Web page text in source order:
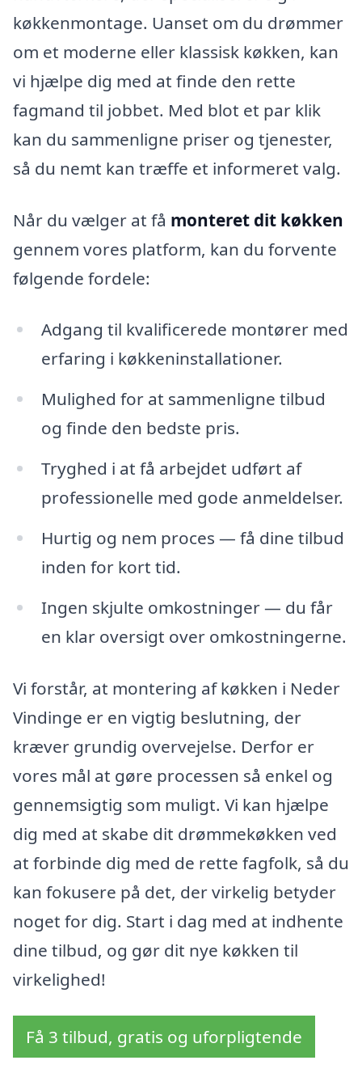
køkkenmontage. Uanset om du drømmer
om et moderne eller klassisk køkken, kan
vi hjælpe dig med at finde den rette
fagmand til jobbet. Med blot et par klik
kan du sammenligne priser og tjenester,
så du nemt kan træffe et informeret valg.
Når du vælger at få monteret dit køkken
gennem vores platform, kan du forvente
følgende fordele:
Adgang til kvalificerede montører med
erfaring i køkkeninstallationer.
Mulighed for at sammenligne tilbud
og finde den bedste pris.
Tryghed i at få arbejdet udført af
professionelle med gode anmeldelser.
Hurtig og nem proces — få dine tilbud
inden for kort tid.
Ingen skjulte omkostninger — du får
en klar oversigt over omkostningerne.
Vi forstår, at montering af køkken i Neder
Vindinge er en vigtig beslutning, der
kræver grundig overvejelse. Derfor er
vores mål at gøre processen så enkel og
gennemsigtig som muligt. Vi kan hjælpe
dig med at skabe dit drømmekøkken ved
at forbinde dig med de rette fagfolk, så du
kan fokusere på det, der virkelig betyder
noget for dig. Start i dag med at indhente
dine tilbud, og gør dit nye køkken til
virkelighed!
Få 3 tilbud, gratis og uforpligtende